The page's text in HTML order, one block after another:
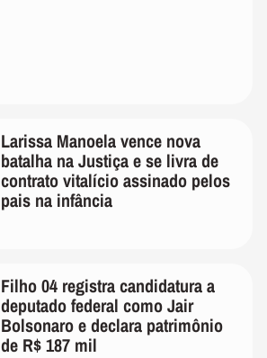
Larissa Manoela vence nova
batalha na Justiça e se livra de
contrato vitalício assinado pelos
pais na infância
Filho 04 registra candidatura a
deputado federal como Jair
Bolsonaro e declara patrimônio
de R$ 187 mil